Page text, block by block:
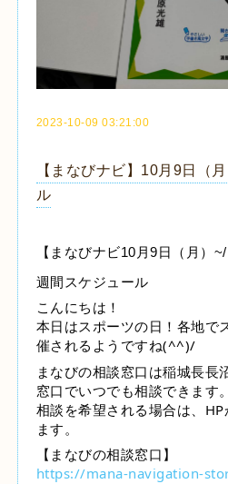
2023-10-09 03:21:00
【まなびナビ】10月9日（
ル
【まなびナビ10月9日（月）~/
週間スケジュール
こんにちは！
本日はスポーツの日！各地で
催されるようですね(^^)/
まなびの相談窓口は稲城長長
窓口でいつでも相談できます。
相談を希望される場合は、
ます。
【まなびの相談窓口】
https://mana-navigation-